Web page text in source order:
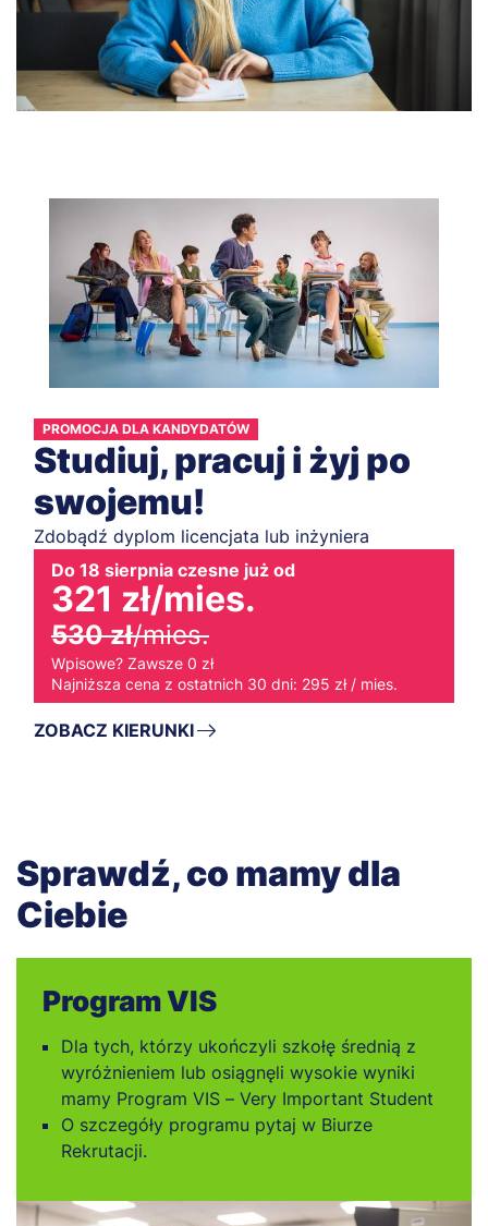
PROMOCJA DLA KANDYDATÓW
Studiuj, pracuj i żyj po
swojemu!
Zdobądź dyplom licencjata lub inżyniera
Do 18 sierpnia czesne już od
321 zł/mies.
530 zł/mies.
Wpisowe? Zawsze 0 zł
Najniższa cena z ostatnich 30 dni: 295 zł / mies.
ZOBACZ KIERUNKI
Sprawdź, co mamy dla
Ciebie
Program VIS
Dla tych, którzy ukończyli szkołę średnią z
wyróżnieniem lub osiągnęli wysokie wyniki
mamy Program VIS – Very Important Student
O szczegóły programu pytaj w Biurze
Rekrutacji.